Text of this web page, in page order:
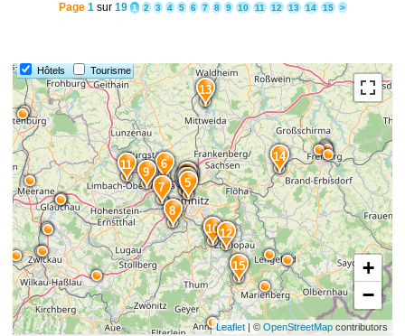
Page 1sur 19 1 2 3 4 5 6 7 8 9 10 11 12 13 14 15 >
Hôtels Tourisme
15
14
13
12
11
10
9
8
7
6
5
43
2
1
+
−
Leaflet| © OpenStreetMapcontributors